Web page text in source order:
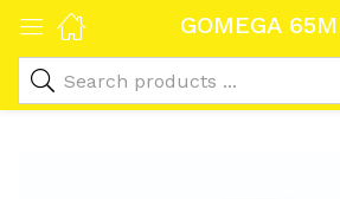
GOMEGA